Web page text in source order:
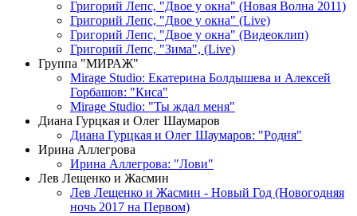
Григорий Лепс, "Двое у окна" (Новая Волна 2011)
Григорий Лепс, "Двое у окна" (Live)
Григорий Лепс, "Двое у окна" (Видеоклип)
Григорий Лепс, "Зима", (Live)
Группа "МИРАЖ"
Mirage Studio: Екатерина Болдышева и Алексей
Горбашов: "Киса"
Mirage Studio: "Ты ждал меня"
Диана Гурцкая и Олег Шаумаров
Диана Гурцкая и Олег Шаумаров: "Родня"
Ирина Аллегрова
Ирина Аллегрова: "Лови"
Лев Лещенко и Жасмин
Лев Лещенко и Жасмин - Новый Год (Новогодняя
ночь 2017 на Первом)